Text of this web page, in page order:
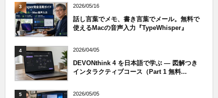
3 2026/05/16
話し言葉でメモ、書き言葉でメール。無料で
使えるMacの音声入力『TypeWhisper』
4 2026/04/05
DEVONthink 4 を日本語で学ぶ — 図解つき
インタラクティブコース（Part 1 無料...
5 2026/05/05